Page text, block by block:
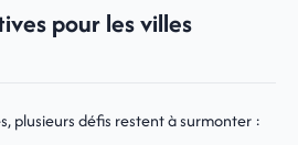
pour les villes
plusieurs défis restent à surmonter :